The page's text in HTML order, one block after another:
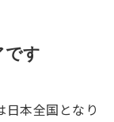
です
日本全国となり